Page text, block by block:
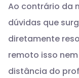
Ao contrário da
dúvidas que
diretamente
remoto isso
distância do